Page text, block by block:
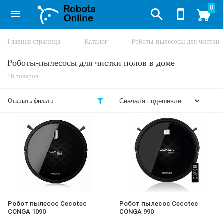
0
Главная страница Каталог Роботы-пылесосы для чистки
Роботы-пылесосы для чистки полов в доме
16 товаров
Открыть фильтр
Робот пылесос Cecotec
CONGA 1090
Робот пылесос Cecotec
CONGA 990